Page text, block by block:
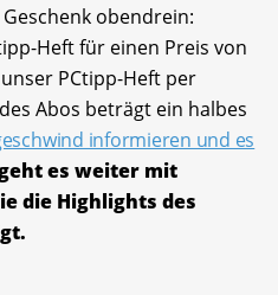
obendrein:
Heft für einen Preis von
PCtipp-Heft per
Abos beträgt ein halbes
informieren und es
es weiter mit
die Highlights des